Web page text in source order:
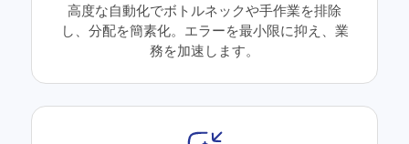
高度な自動化でボトルネックや手作業を排除
し、分配を簡素化。エラーを最小限に抑え、業
務を加速します。